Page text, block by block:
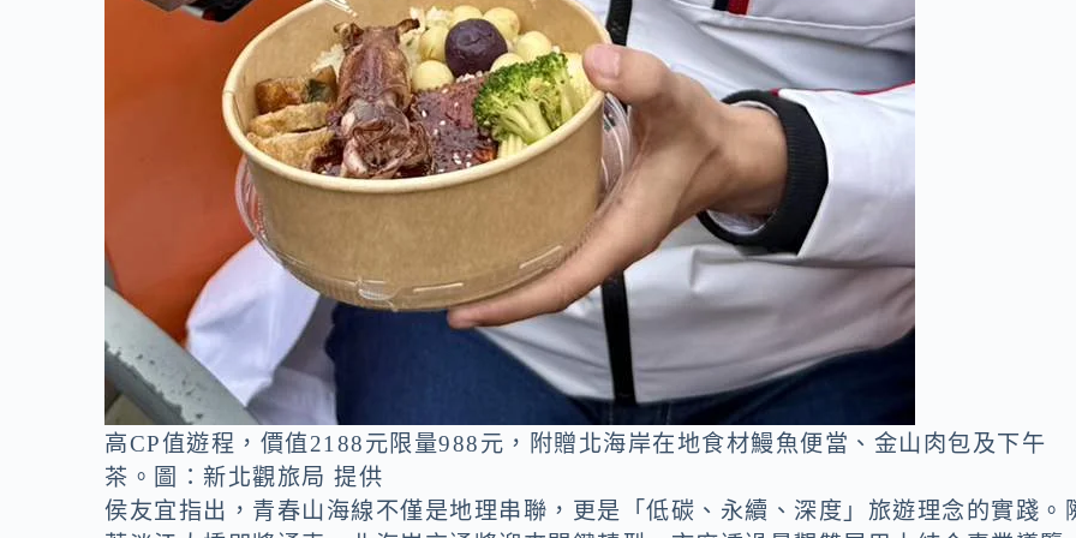
高CP值遊程，價值2188元限量988元，附贈北海岸在地食材鰻魚便當、金山肉包及下午
茶。圖：新北觀旅局 提供
侯友宜指出，青春山海線不僅是地理串聯，更是「低碳、永續、深度」旅遊理念的實踐。